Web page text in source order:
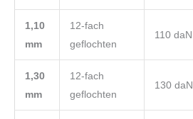
1,10
mm
12-fach
geflochten
110 daN
1,30
mm
12-fach
geflochten
130 daN